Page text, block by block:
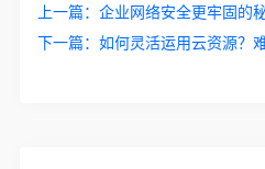
上一篇：企业网络安全更牢固的
下一篇：如何灵活运用云资源？